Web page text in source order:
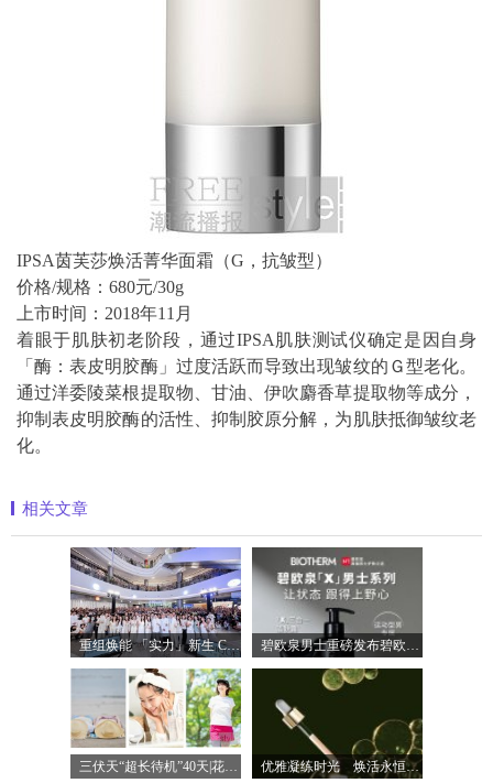
IPSA茵芙莎焕活菁华面霜（G，抗皱型）
价格/规格：680元/30g
上市时间：2018年11月
着眼于肌肤初老阶段，通过IPSA肌肤测试仪确定是因自身
「酶：表皮明胶酶」过度活跃而导致出现皱纹的Ｇ型老化。
通过洋委陵菜根提取物、甘油、伊吹麝香草提取物等成分，
抑制表皮明胶酶的活性、抑制胶原分解，为肌肤抵御皱纹老
化。
相关文章
重组焕能 「实力」新生 Clinique倩碧携手品
优雅凝练时光 焕活永恒光彩 法国希思黎